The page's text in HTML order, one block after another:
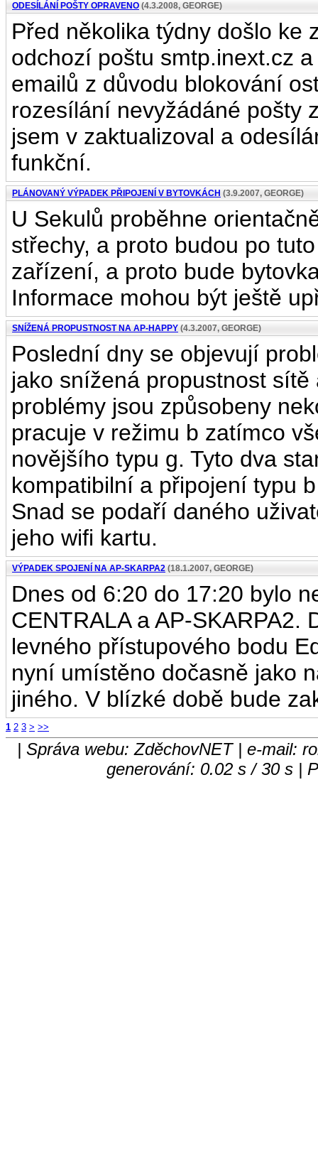
ODESÍLÁNÍ POŠTY OPRAVENO (4.3.2008, GEORGE)
Před několika týdny došlo ke
odchozí poštu smtp.inext.cz
emailů z důvodu blokování
rozesílání nevyžádáné pošty
jsem v zaktualizoval a
funkční.
PLÁNOVANÝ VÝPADEK PŘIPOJENÍ V BYTOVKÁCH (3.9.2007, GEORGE)
U Sekulů proběhne
střechy, a proto budou po
zařízení, a proto bude
Informace mohou být ještě
SNÍŽENÁ PROPUSTNOST NA AP-HAPPY (4.3.2007, GEORGE)
Poslední dny se objevují
jako snížená propustnost
problémy jsou způsobeny
pracuje v režimu b zatímco
novějšího typu g. Tyto dva
kompatibilní a připojení typu
Snad se podaří daného
jeho wifi kartu.
VÝPADEK SPOJENÍ NA AP-SKARPA2 (18.1.2007, GEORGE)
Dnes od 6:20 do 17:20 bylo
CENTRALA a AP-
levného přístupového bodu
nyní umístěno dočasně jako
jiného. V blízké době bude
1 2 3 > >>
| Správa webu: ZděchovNET | e-mail:
generování: 0.02 s / 30 s |